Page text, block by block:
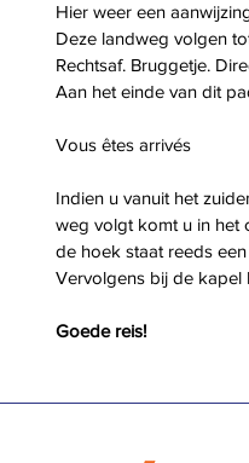
Hier weer een
Deze landweg volgen
Rechtsaf. Bruggetje.
Aan het einde van dit
Vous êtes arrivés
Indien u vanuit het
weg volgt komt u in het
de hoek staat reeds
Vervolgens bij de kapel
Goede reis!